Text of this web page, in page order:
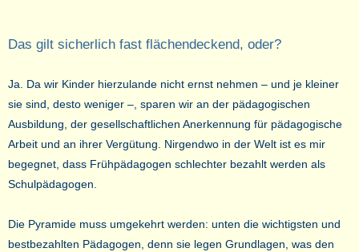
Das gilt sicherlich fast flächendeckend, oder?
Ja. Da wir Kinder hierzulande nicht ernst nehmen – und je kleiner
sie sind, desto weniger –, sparen wir an der pädagogischen
Ausbildung, der gesellschaftlichen Anerkennung für pädagogische
Arbeit und an ihrer Vergütung. Nirgendwo in der Welt ist es mir
begegnet, dass Frühpädagogen schlechter bezahlt werden als
Schulpädagogen.
Die Pyramide muss umgekehrt werden: unten die wichtigsten und
bestbezahlten Pädagogen, denn sie legen Grundlagen, was den